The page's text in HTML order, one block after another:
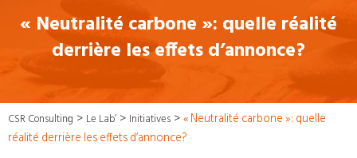
« Neutralité carbone »: quelle réalité
derrière les effets d’annonce?
CSR Consulting > Le Lab’ > Initiatives >« Neutralité carbone »: quelle
réalité derrière les effets d’annonce?